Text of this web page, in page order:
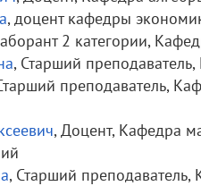
, доцент кафедры
2 категории,
, Старший
преподаватель,
, Доцент, Кафедра
, Старший преподаватель,